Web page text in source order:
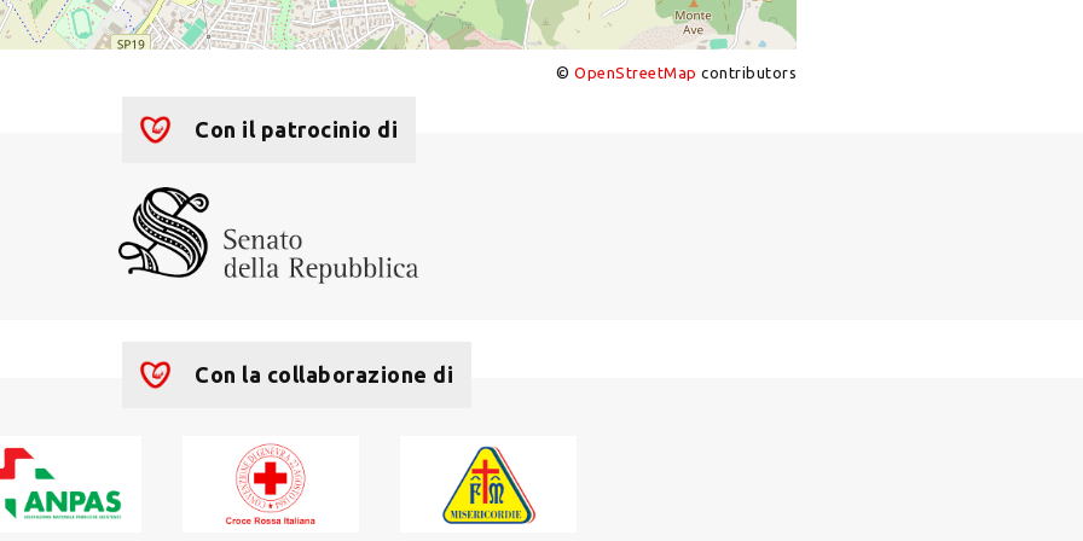
© OpenStreetMap contributors
Con il patrocinio di
Con la collaborazione di